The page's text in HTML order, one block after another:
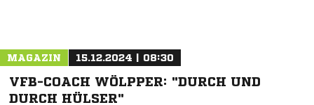
MAGAZIN 15.12.2024 | 08:30
VFB-COACH WÖLPPER: "DURCH UND
DURCH HÜLSER"